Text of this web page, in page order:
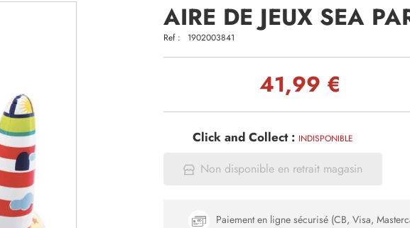
AIRE DE JEUX SEA
Ref : 1902003841
41,99 €
Click and Collect : INDISPONIBLE
Non disponible en retrait magasin
Paiement en ligne sécurisé (CB, Visa,